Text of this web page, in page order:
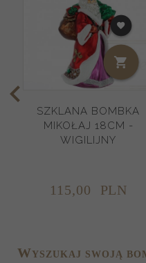
SZKLANA BOMBKA
MIKOŁAJ 18CM -
WIGILIJNY
115,00 PLN
WYSZUKAJ SWOJĄ